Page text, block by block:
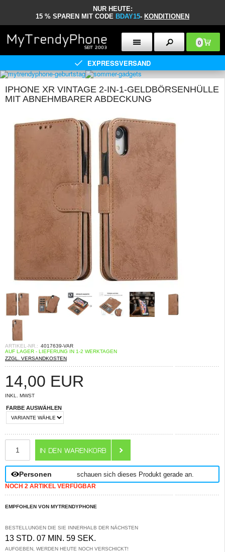
NUR HEUTE:
15 % SPAREN MIT CODE BDAY15- KONDITIONEN
0
EXPRESSVERSAND
IPHONE XR VINTAGE 2-IN-1-GELDBÖRSENHÜLLE
MIT ABNEHMBARER ABDECKUNG
ARTIKEL-NR.: 4017639-VAR
AUF LAGER - LIEFERUNG IN 1-2 WERKTAGEN
ZZGL. VERSANDKOSTEN
14,00 EUR
INKL. MWST
FARBE AUSWÄHLEN
Personen schauen sich dieses Produkt gerade an.
NOCH 2 ARTIKEL VERFÜGBAR
EMPFOHLEN VON MYTRENDYPHONE
BESTELLUNGEN DIE SIE INNERHALB DER NÄCHSTEN
13 STD. 07 MIN. 59 SEK.
AUFGEBEN, WERDEN HEUTE NOCH VERSCHICKT!